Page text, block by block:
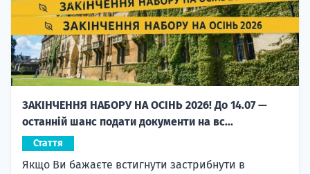
ЗАКІНЧЕННЯ НАБОРУ НА ОСІНЬ 2026! До 14.07 —
останній шанс подати документи на вс...
Стаття
Якщо Ви бажаєте встигнути застрибнути в